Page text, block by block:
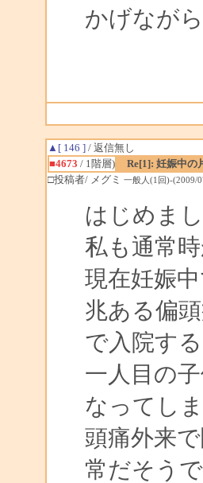
かげなが
▲[ 146 ]/ 返信無し
■4673 / 1階層)
Re[1]: 妊娠中の
□投稿者/ メグミ 一般人(1回)-(2009/
はじめまし
私も通常
現在妊娠
兆ある偏
で入院す
一人目の
なってし
頭痛外来
常だそう